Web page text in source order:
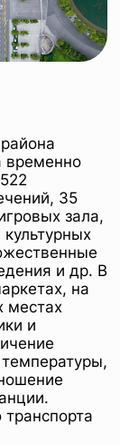
временно
35
зала,
и др. В
на
местах
и